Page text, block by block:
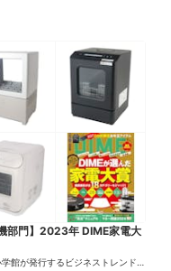
機部門】2023年 DIME家電大
学館が発行するビジネストレンドマ